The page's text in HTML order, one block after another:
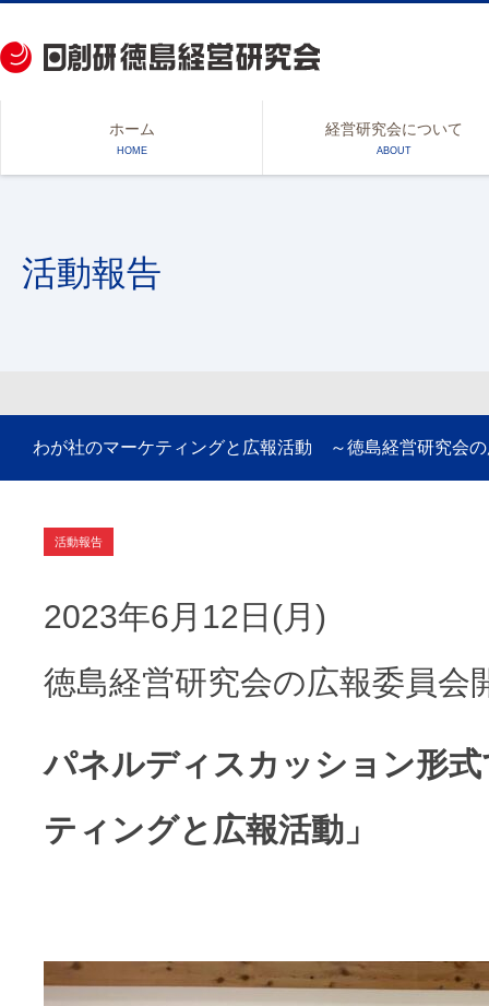
ホーム
HOME
経営研究会について
ABOUT
活動報告
わが社のマーケティングと広報活動 ～徳島経営研究会
活動報告
2023年6月12日(月)
徳島経営研究会の広報委員会
パネルディスカッション形
ティングと広報活動」